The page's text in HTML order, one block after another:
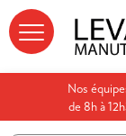
Nos
de 8h à